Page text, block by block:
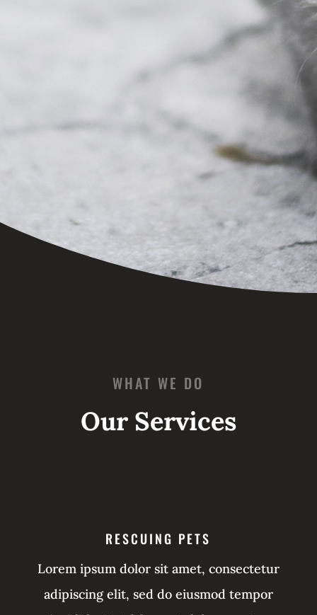
WHAT WE DO
Our Services
RESCUING PETS
Lorem ipsum dolor sit amet, consectetur
adipiscing elit, sed do eiusmod tempor